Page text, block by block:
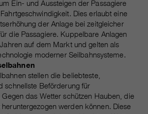
Ein- und Aussteigen der Passagiere
Dies erlaubt eine
der Anlage bei zeitgleicher
die Passagiere. Kuppelbare Anlagen
auf dem Markt und gelten als
moderner Seilbahnsysteme.
stellen die beliebteste,
schnellste Beförderung für
das Wetter schützen Hauben, die
werden können. Diese